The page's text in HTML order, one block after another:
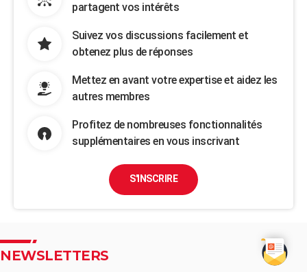
partagent vos intérêts
Suivez vos discussions facilement et
obtenez plus de réponses
Mettez en avant votre expertise et aidez les
autres membres
Profitez de nombreuses fonctionnalités
supplémentaires en vous inscrivant
S'INSCRIRE
NEWSLETTERS